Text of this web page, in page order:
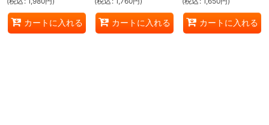
カートに入れる カートに入れる カートに入れる